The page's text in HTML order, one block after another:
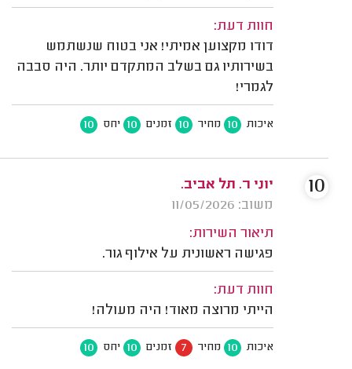
חוות דעת:
דודו מקצוען אמיתי! אני בטוח שנשתמש
בשירותיו גם בשלב המתקדם יותר. היה סבבה
לגמרי!
איכות 10 מחיר 10 זמנים 10 יחס 10
יוני ר. תל אביב.
משוב: 11/05/2026
תיאור השירות:
פגישה ראשונית על אילוף גור.
חוות דעת:
הייתי מרוצה מאוד! היה מעולה!
איכות 10 מחיר 7 זמנים 10 יחס 10
10